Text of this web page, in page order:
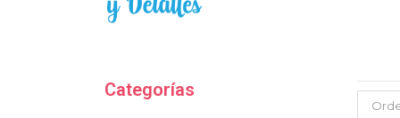
Categorías